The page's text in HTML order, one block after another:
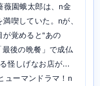
薇園蛾太郎は、n金
喫していた。nが、
覚めると“あの
後の晩餐」で成仏
怪しげなお店が…
ューマンドラマ！n